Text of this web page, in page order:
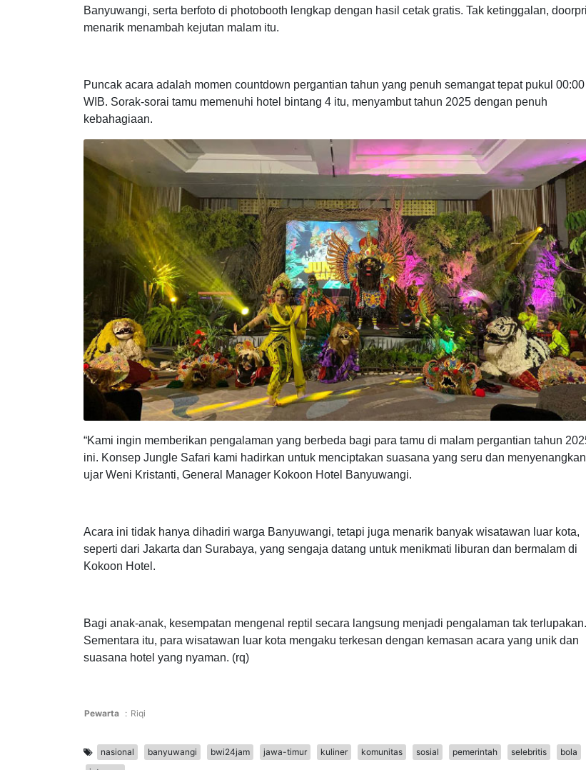
Ada juga face painting, tarot reading, berinteraksi dengan hewan reptil dari Reptile Community
Puncak acara adalah momen countdown pergantian tahun yang penuh semangat tepat pukul 00:00
WIB. Sorak-sorai tamu memenuhi hotel bintang 4 itu, menyambut tahun 2025 dengan penuh
kebahagiaan.
“Kami ingin memberikan pengalaman yang berbeda bagi para tamu di malam pergantian tahun 2025
Bagi anak-anak, kesempatan mengenal reptil secara langsung menjadi pengalaman tak terlupakan.
Pewarta : Riqi